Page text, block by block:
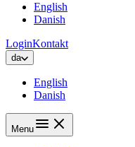
English
Danish
LoginKontakt
da
English
Danish
Menu